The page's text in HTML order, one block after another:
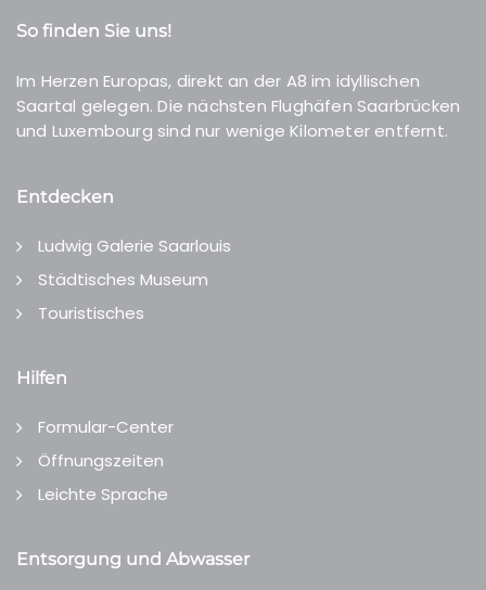
So finden Sie uns!
Im Herzen Europas, direkt an der A8 im idyllischen
Saartal gelegen. Die nächsten Flughäfen Saarbrücken
und Luxembourg sind nur wenige Kilometer entfernt.
Entdecken
Ludwig Galerie Saarlouis
Städtisches Museum
Touristisches
Hilfen
Formular-Center
Öffnungszeiten
Leichte Sprache
Entsorgung und Abwasser